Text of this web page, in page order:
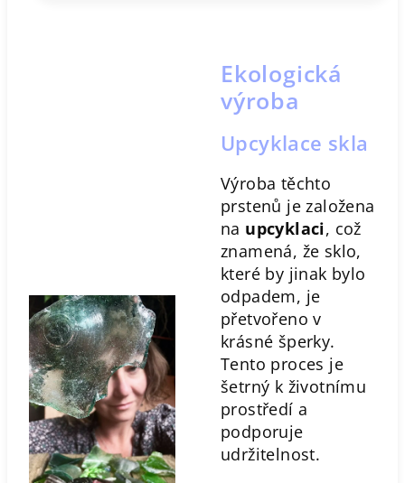
Ekologická
výroba
Upcyklace skla
Výroba těchto
prstenů je založena
na upcyklaci, což
znamená, že sklo,
které by jinak bylo
odpadem, je
přetvořeno v
krásné šperky.
Tento proces je
šetrný k životnímu
prostředí a
podporuje
udržitelnost.